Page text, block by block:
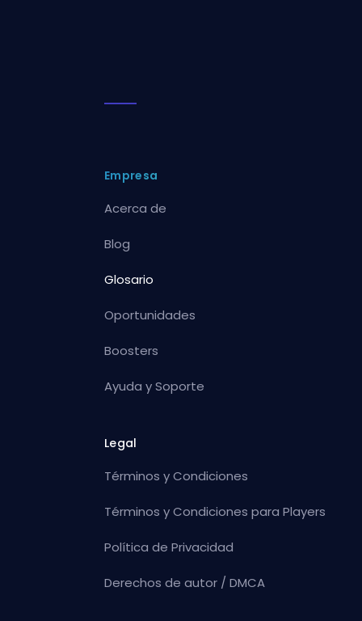
Empresa
Acerca de
Blog
Glosario
Oportunidades
Boosters
Ayuda y Soporte
Legal
Términos y Condiciones
Términos y Condiciones para Players
Política de Privacidad
Derechos de autor / DMCA